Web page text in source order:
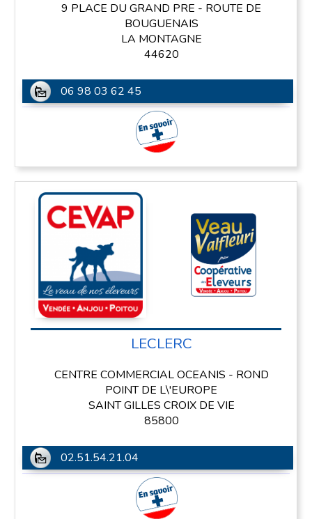
9 PLACE DU GRAND PRE - ROUTE DE
BOUGUENAIS
LA MONTAGNE
44620
06 98 03 62 45
LECLERC
CENTRE COMMERCIAL OCEANIS - ROND
POINT DE L\'EUROPE
SAINT GILLES CROIX DE VIE
85800
02.51.54.21.04